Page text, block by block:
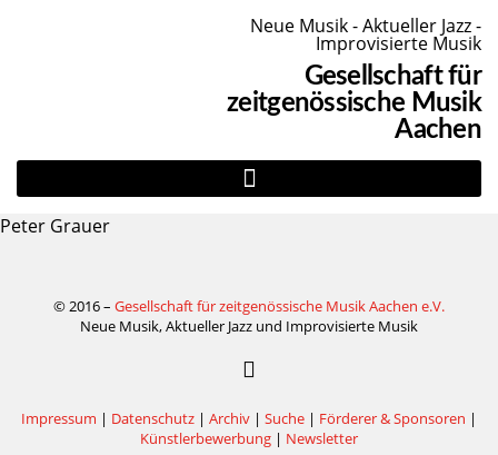
Neue Musik - Aktueller Jazz -
Improvisierte Musik
Gesellschaft für
zeitgenössische Musik
Aachen
Peter Grauer
© 2016 – Gesellschaft für zeitgenössische Musik Aachen e.V.
Neue Musik, Aktueller Jazz und Improvisierte Musik
Impressum | Datenschutz | Archiv | Suche | Förderer & Sponsoren |
Künstlerbewerbung | Newsletter